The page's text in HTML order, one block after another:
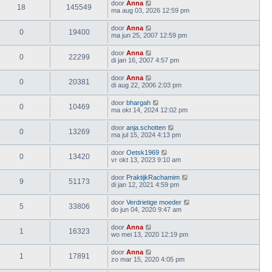
18 145549 door Anna
ma aug 03, 2026 12:59 pm
0 19400 door Anna
ma jun 25, 2007 12:59 pm
0 22299 door Anna
di jan 16, 2007 4:57 pm
0 20381 door Anna
di aug 22, 2006 2:03 pm
0 10469 door bhargah
ma okt 14, 2024 12:02 pm
0 13269 door anja.schotten
ma jul 15, 2024 4:13 pm
0 13420 door Oetsk1969
vr okt 13, 2023 9:10 am
9 51173 door PraktijkRachamim
di jan 12, 2021 4:59 pm
5 33806 door Verdrietige moeder
do jun 04, 2020 9:47 am
1 16323 door Anna
wo mei 13, 2020 12:19 pm
1 17891 door Anna
zo mar 15, 2020 4:05 pm